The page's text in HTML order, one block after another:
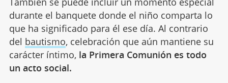
durante el banquete donde el niño comparta lo
que ha significado para él ese día. Al contrario
del bautismo, celebración que aún mantiene su
carácter íntimo, la Primera Comunión es todo
un acto social.